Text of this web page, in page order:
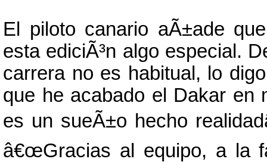
El piloto canario aÃ±ade
esta ediciÃ³n algo especial.
carrera no es habitual, lo
que he acabado el Dakar en
es un sueÃ±o hecho
â€œGracias al equipo, a la